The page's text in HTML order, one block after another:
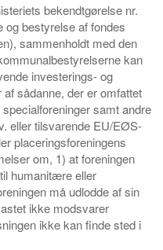
bekendtgørelse nr.
og bestyrelse af fondes
sammenholdt med den
kan
investerings- og
sådanne, der er omfattet
samt andre
eller tilsvarende EU/EØS-
placeringsforeningens
om, 1) at foreningen
humanitære eller
må udlodde af sin
ikke modsvarer
ikke kan finde sted i